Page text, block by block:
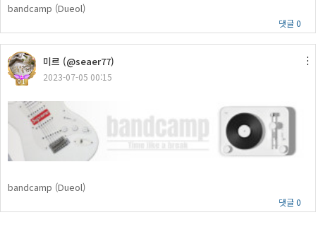
bandcamp (Dueol)
댓글 0
91
미르 (@seaer77)
2023-07-05 00:15
bandcamp (Dueol)
댓글 0